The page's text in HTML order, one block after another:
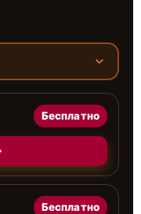
Бесплатно
Бесплатно